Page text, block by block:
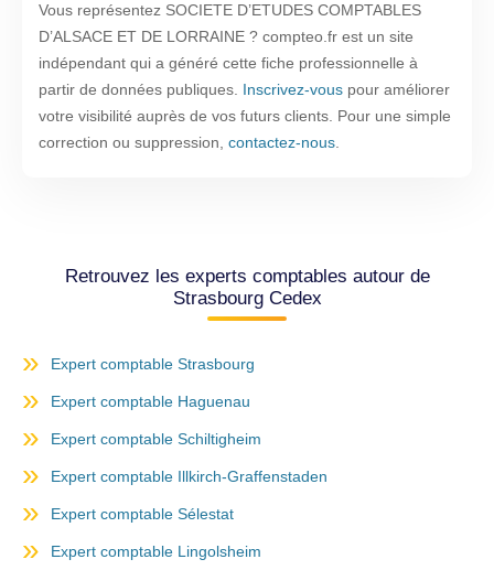
Vous représentez SOCIETE D’ETUDES COMPTABLES
D’ALSACE ET DE LORRAINE ? compteo.fr est un site
indépendant qui a généré cette fiche professionnelle à
partir de données publiques. Inscrivez-vous pour améliorer
votre visibilité auprès de vos futurs clients. Pour une simple
correction ou suppression, contactez-nous
Retrouvez les experts comptables autour de
Strasbourg Cedex
Expert comptable Strasbourg
Expert comptable Haguenau
Expert comptable Schiltigheim
Expert comptable Illkirch-Graffenstaden
Expert comptable Sélestat
Expert comptable Lingolsheim